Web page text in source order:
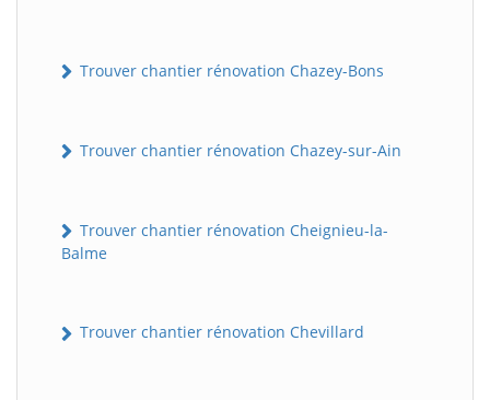
Trouver chantier rénovation Chazey-Bons
Trouver chantier rénovation Chazey-sur-Ain
Trouver chantier rénovation Cheignieu-la-
Balme
Trouver chantier rénovation Chevillard